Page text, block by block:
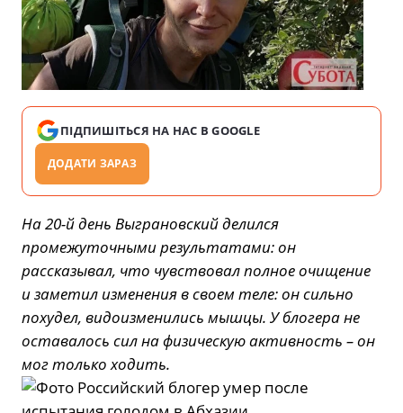
ПІДПИШІТЬСЯ НА НАС В GOOGLE
ДОДАТИ ЗАРАЗ
На 20-й день Выграновский делился
промежуточными результатами: он
рассказывал, что чувствовал полное очищение
и заметил изменения в своем теле: он сильно
похудел, видоизменились мышцы. У блогера не
оставалось сил на физическую активность – он
мог только ходить.